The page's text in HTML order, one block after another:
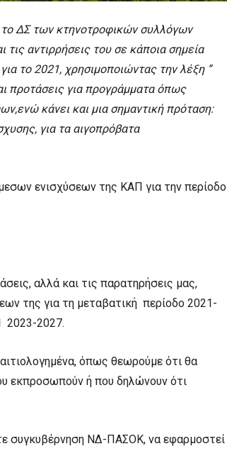
το ΔΣ των κτηνοτροφικών συλλόγων
αντιρρήσεις του σε κάποια σημεία
το 2021, χρησιμοποιώντας την λέξη ”
προτάσεις για προγράμματα όπως
κάνει και μια σημαντική πρόταση:
για τα αιγοπρόβατα
ενισχύσεων της ΚΑΠ για την περίοδο
αλλά και τις παρατηρήσεις μας,
της για τη μεταβατική περίοδο 2021-
2023-2027.
όπως θεωρούμε ότι θα
εκπροσωπούν ή που δηλώνουν ότι
συγκυβέρνηση ΝΔ-ΠΑΣΟΚ, να εφαρμοστεί